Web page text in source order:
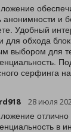
анонимности и
Удобный
для обхода
выбором для
серфинга
28 июля
в